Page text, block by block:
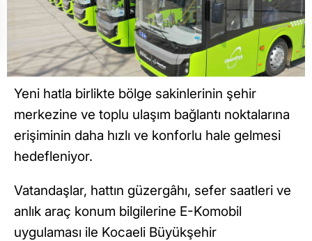
Yeni hatla birlikte bölge sakinlerinin şehir
merkezine ve toplu ulaşım bağlantı noktalarına
erişiminin daha hızlı ve konforlu hale gelmesi
hedefleniyor.
Vatandaşlar, hattın güzergâhı, sefer saatleri ve
anlık araç konum bilgilerine E-Komobil
uygulaması ile Kocaeli Büyükşehir